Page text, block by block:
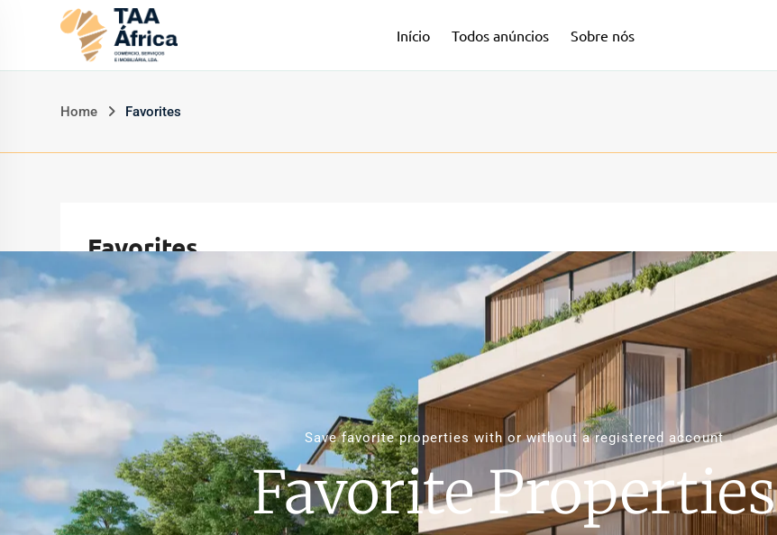
Início Todos anúncios Sobre nós
Home Favorites
Favorites
Save favorite properties with or without a registered account
Favorite Properties